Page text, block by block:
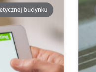
budynku